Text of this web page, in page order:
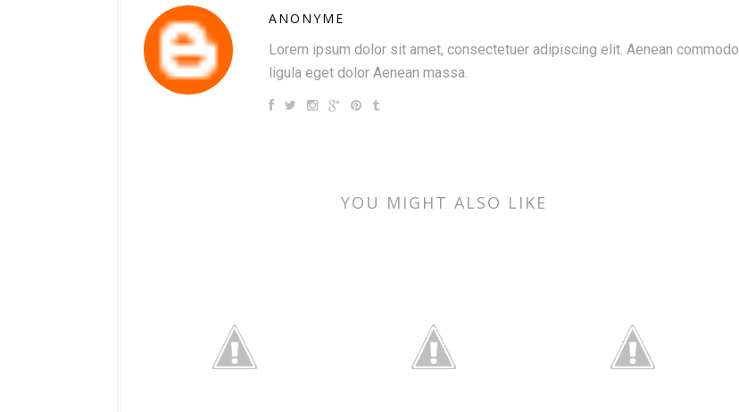
ANONYME
Lorem ipsum dolor sit amet, consectetuer adipiscing elit. Aenean commodo
ligula eget dolor Aenean massa.
YOU MIGHT ALSO LIKE